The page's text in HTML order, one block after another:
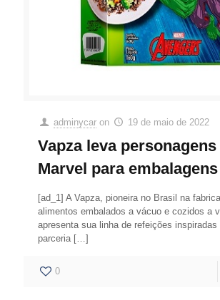
adminycar on 19 de maio de 2022
Vapza leva personagens
Marvel para embalagens
[ad_1] A Vapza, pioneira no Brasil na
alimentos embalados a vácuo e cozidos a
apresenta sua linha de refeições inspiradas
parceria […]
0